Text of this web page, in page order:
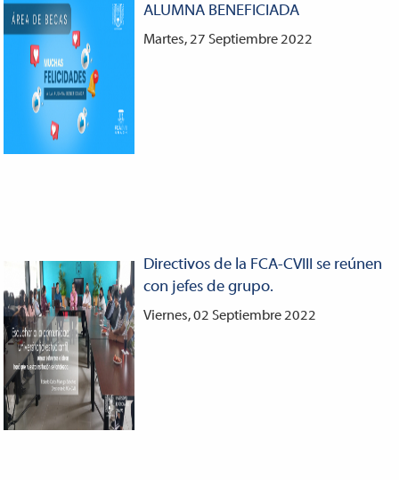
ALUMNA BENEFICIADA
Martes, 27 Septiembre 2022
Directivos de la FCA-CVIII se reúnen
con jefes de grupo.
Viernes, 02 Septiembre 2022